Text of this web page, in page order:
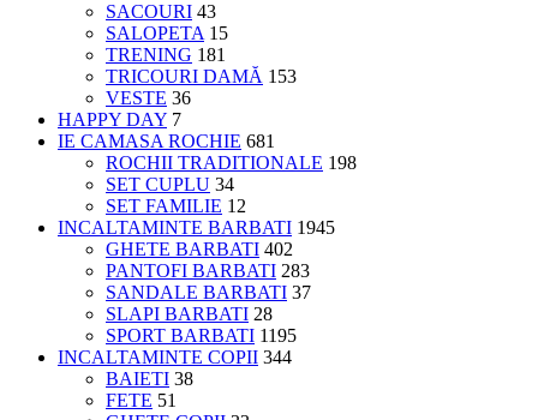
SACOURI 43
SALOPETA 15
TRENING 181
TRICOURI DAMĂ 153
VESTE 36
HAPPY DAY 7
IE CAMASA ROCHIE 681
ROCHII TRADITIONALE 198
SET CUPLU 34
SET FAMILIE 12
INCALTAMINTE BARBATI 1945
GHETE BARBATI 402
PANTOFI BARBATI 283
SANDALE BARBATI 37
SLAPI BARBATI 28
SPORT BARBATI 1195
INCALTAMINTE COPII 344
BAIETI 38
FETE 51